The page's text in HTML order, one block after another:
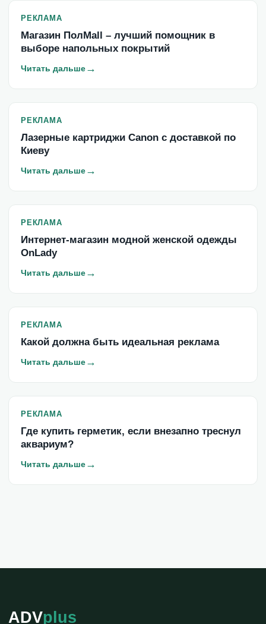
РЕКЛАМА
Магазин ПолMall – лучший помощник в
выборе напольных покрытий
Читать дальше→
РЕКЛАМА
Лазерные картриджи Canon с доставкой по
Киеву
Читать дальше→
РЕКЛАМА
Интернет-магазин модной женской одежды
OnLady
Читать дальше→
РЕКЛАМА
Какой должна быть идеальная реклама
Читать дальше→
РЕКЛАМА
Где купить герметик, если внезапно треснул
аквариум?
Читать дальше→
ADVplus